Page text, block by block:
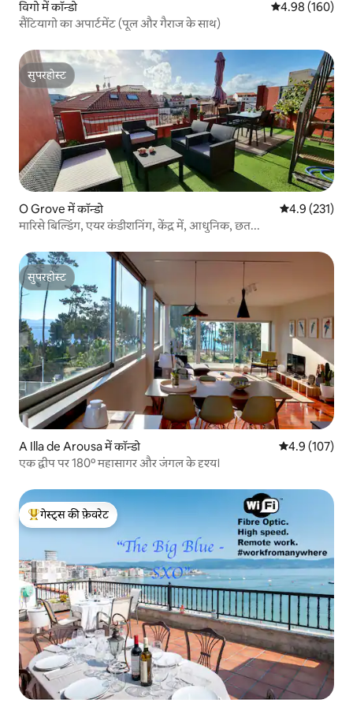
विगो में कॉन्डो औसत रेटिंग 5 में से
4.98 (160)
सैंटियागो का अपार्टमेंट (पूल और गैराज के साथ)
सुपरहोस्ट
सुपरहोस्ट
O Grove में कॉन्डो औसत रेटिंग 5 में
4.9 (231)
मारिसे बिल्डिंग, एयर कंडीशनिंग, केंद्र में, आधुनिक, छत...
सुपरहोस्ट
सुपरहोस्ट
A Illa de Arousa में कॉन्डो औसत रेटिंग 5 में
4.9 (107)
एक द्वीप पर 180º महासागर और जंगल के दृश्य।
गेस्ट्स का टॉप फ़ेवरेट
गेस्ट्स की फ़ेवरेट